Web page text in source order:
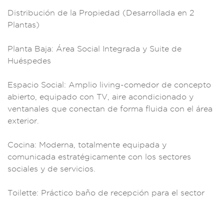
Distribución de la Propiedad (Desarro llada en 2
Plantas)
Planta Baja: Área Social Integrada y Suite de
Huéspedes
Espacio Socia l: Amplio living-comedor de concepto
abierto, equipado con TV, aire acondicionado y
ventanales que conectan de forma fluida con el área
exterior.
Cocina: Moderna, totalmente equipada y
comunicada estratégicamente con los sectores
sociales y de servicios.
Toilette: Práctico baño de recepción para el sector